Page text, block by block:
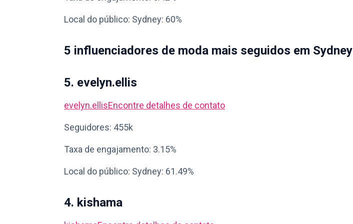
Local do público: Sydney: 60%
5 influenciadores de moda mais seguidos em Sydney
5. evelyn.ellis
evelyn.ellisEncontre detalhes de contato
Seguidores: 455k
Taxa de engajamento: 3.15%
Local do público: Sydney: 61.49%
4. kishama